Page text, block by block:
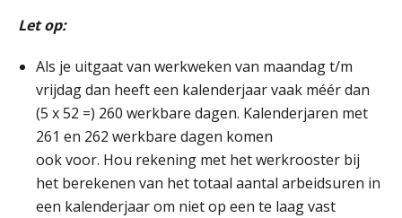
Let op:
Als je uitgaat van werkweken van maandag t/m
vrijdag dan heeft een kalenderjaar vaak méér dan
(5 x 52 =) 260 werkbare dagen. Kalenderjaren met
261 en 262 werkbare dagen komen
ook voor. Hou rekening met het werkrooster bij
het berekenen van het totaal aantal arbeidsuren in
een kalenderjaar om niet op een te laag vast
25
25
AUG
Summercourse Werkkostenregeling
MOCuitgevers
25
AUG
Online Opleiding Praktijkdiploma Loonadministratie (PDL)
MOCuitgevers